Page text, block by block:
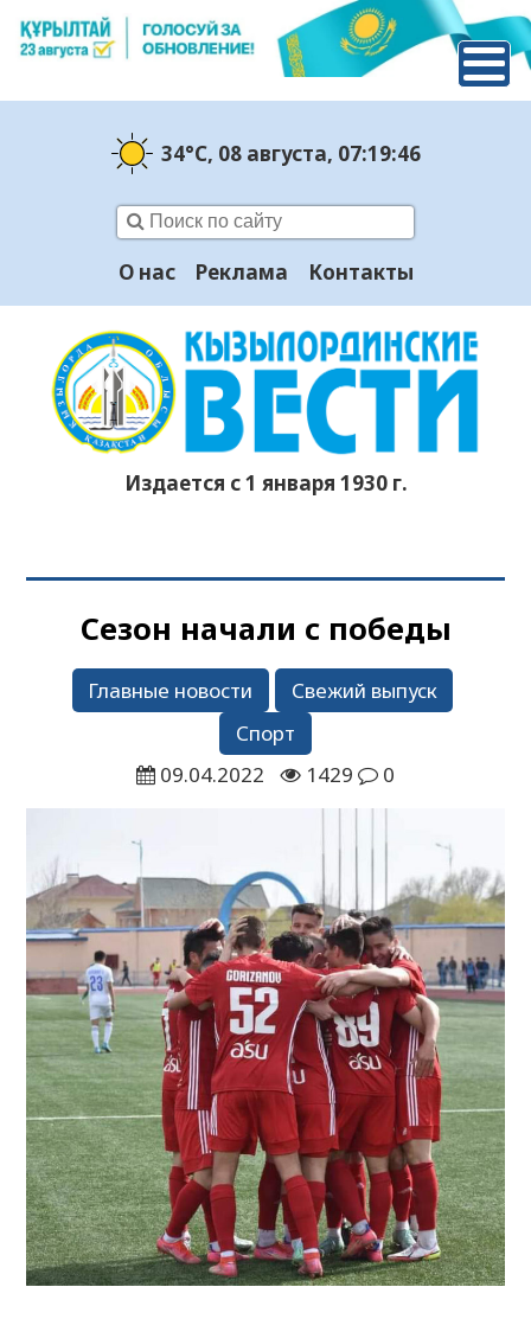
34°C, 08 августа, 07:19:47
О нас Реклама Контакты
Издается с 1 января 1930 г.
Сезон начали с победы
Главные новости
Свежий выпуск
Спорт
09.04.2022
1429 0